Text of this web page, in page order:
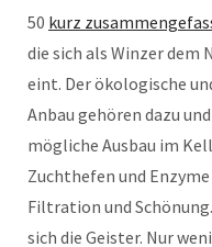
50 kurz
die sich als Winzer dem
eint. Der ökologische
Anbau gehören dazu
mögliche Ausbau im
Zuchthefen und
Filtration und
sich die Geister. Nur